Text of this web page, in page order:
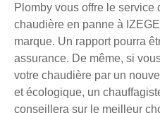
Plomby vous offre le service
chaudière en panne à
marque. Un rapport pourra
assurance. De même, si
votre chaudière par un
et écologique, un
conseillera sur le meilleur